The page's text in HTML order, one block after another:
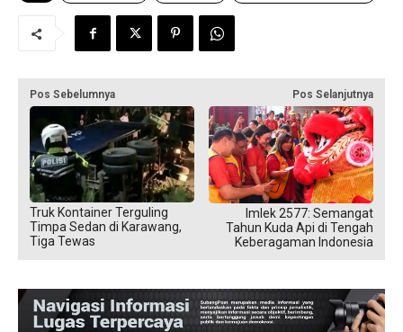
Pos Sebelumnya
Truk Kontainer Terguling
Timpa Sedan di Karawang,
Tiga Tewas
Pos Selanjutnya
Imlek 2577: Semangat
Tahun Kuda Api di Tengah
Keberagaman Indonesia